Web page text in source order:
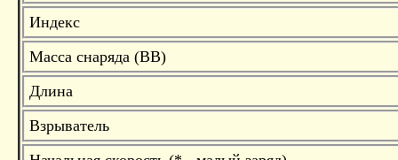
Индекс
Масса снаряда (ВВ)
Длина
Взрыватель